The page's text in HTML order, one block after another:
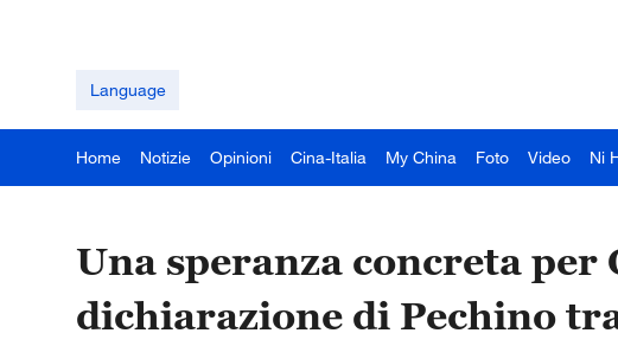
Language
Home Notizie Opinioni Cina-Italia My China Foto Video Ni
Una speranza concreta per
dichiarazione di Pechino